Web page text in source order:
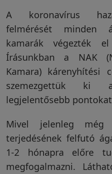
Madárriasztás
Rágcsálóriasztás
Vakondriasztás
Villanypásztor
A koronavírus
felmérését minden
kamarák végezték
Írásunkban a NAK
Kamara) kárenyhítési
szemezgettük ki
legjelentősebb
Mivel jelenleg még
terjedésének felfutó
1-2 hónapra előre
megfogalmazni.